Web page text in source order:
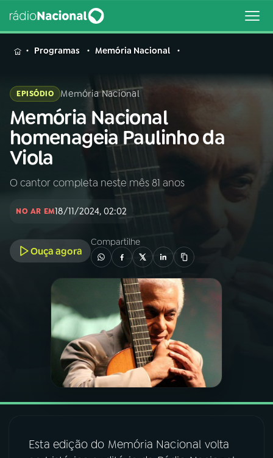
MENU
Buscar
na
Rádio
Nacional
Buscar
AO VIVO
02A RÁDIO
PROGRAMAÇÃO
PROGRAMAS
PODCASTS
Programas Memória Nacional
EPISÓDIO Memória Nacional
Memória Nacional
homenageia Paulinho da
Viola
O cantor completa neste mês 81 anos
NO AR EM18/11/2024, 02:02
Ouça agora
Compartilhe
Esta edição do Memória Nacional volta